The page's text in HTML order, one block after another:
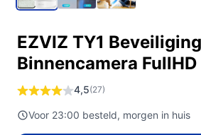
EZVIZ TY1
Binnencamera
4,5(27)
Voor 23:00 besteld, morgen in huis